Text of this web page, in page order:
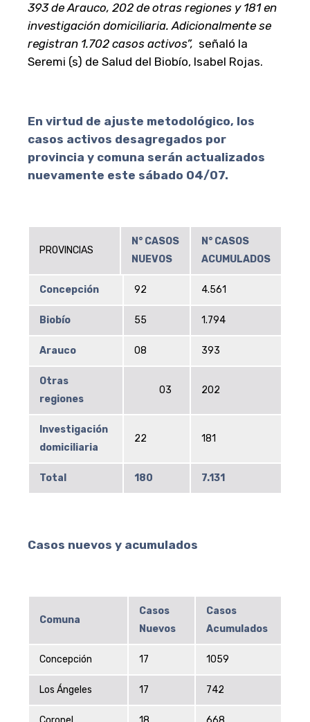
393 de Arauco, 202 de otras regiones y 181 en
investigación domiciliaria. Adicionalmente se
registran 1.702 casos activos”, señaló la
Seremi (s) de Salud del Biobío, Isabel Rojas.
En virtud de ajuste metodológico, los
casos activos desagregados por
provincia y comuna serán actualizados
nuevamente este sábado 04/07.
PROVINCIAS
N° CASOS
NUEVOS
N° CASOS
ACUMULADOS
Concepción 92 4.561
Biobío 55 1.794
Arauco 08 393
Otras
regiones
03 202
Investigación
domiciliaria
22 181
Total 180 7.131
Casos nuevos y acumulados
Comuna
Casos
Nuevos
Casos
Acumulados
Concepción 17 1059
Los Ángeles 17 742